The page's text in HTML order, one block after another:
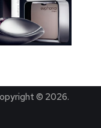
© 2026.